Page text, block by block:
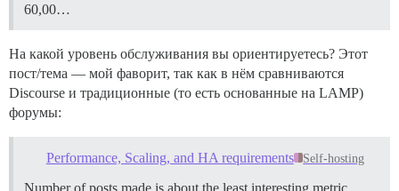
60,00…
На какой уровень обслуживания вы ориентируетесь? Этот
пост/тема — мой фаворит, так как в нём сравниваются
Discourse и традиционные (то есть основанные на LAMP)
форумы:
Performance, Scaling, and HA requirements Self-hosting
Number of posts made is about the least interesting metric,